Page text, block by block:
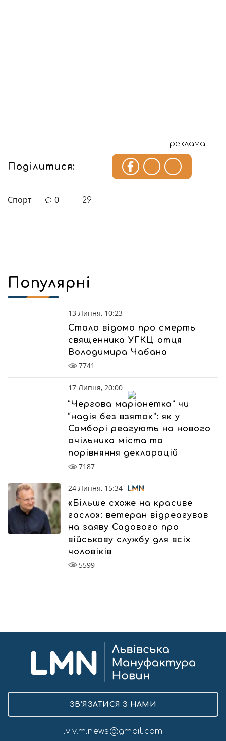
реклама
Поділитися:
Спорт 0 29
Популярні
13 Липня, 10:23
Стало відомо про смерть
священника УГКЦ отця
Володимира Чабана
7741
17 Липня, 20:00
“Чергова маріонетка” чи
“надія без взяток”: як у
Самборі реагують на нового
очільника міста та
порівняння декларацій
7187
24 Липня, 15:34
«Більше схоже на красиве
гасло»: ветеран відреагував
на заяву Садового про
військову службу для всіх
чоловіків
5599
ЗВ’ЯЗАТИСЯ З НАМИ
lviv.m.news@gmail.com